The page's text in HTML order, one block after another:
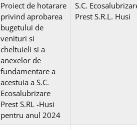
Proiect de hotarare
privind aprobarea
bugetului de
venituri si
cheltuieli si a
anexelor de
fundamentare a
acestuia a S.C.
Ecosalubrizare
Prest S.RL -Husi
pentru anul 2024
S.C.
Prest S.R.L. Husi